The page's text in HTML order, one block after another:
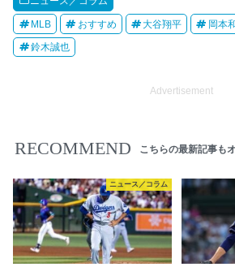
MLB おすすめ 大谷翔平 岡本
鈴木誠也
Advertisement
RECOMMEND こちらの最新記事も
ニュース／コラム